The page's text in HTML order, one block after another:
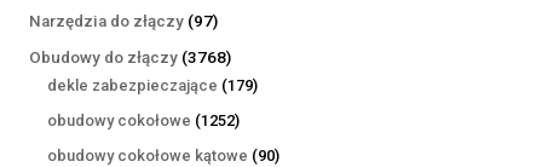
Narzędzia do złączy 9797
produktów
Obudowy do złączy 37683768
produktów
dekle zabezpieczające 179179
obudowy cokołowe 12521252
produkty
obudowy cokołowe kątowe 9090